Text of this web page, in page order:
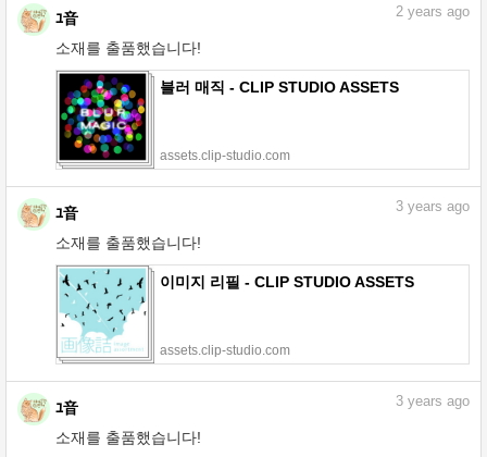
ﾕ音
소재를 출품했습니다!
2 years ago
블러 매직 - CLIP STUDIO ASSETS
assets.clip-studio.com
ﾕ音
소재를 출품했습니다!
3 years ago
이미지 리필 - CLIP STUDIO ASSETS
assets.clip-studio.com
ﾕ音
소재를 출품했습니다!
3 years ago